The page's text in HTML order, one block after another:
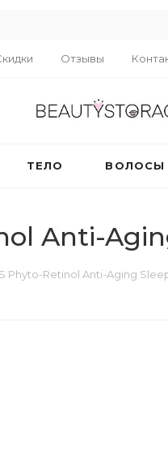
Отзывы
ТЕЛО ВОЛОСЫ
Anti-
Phyto-Retinol Anti-Aging